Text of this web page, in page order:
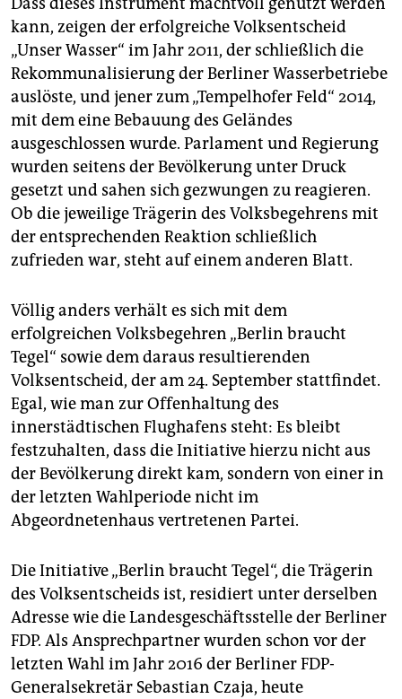
kann, zeigen der erfolgreiche Volksentscheid
„Unser Wasser“ im Jahr 2011, der schließlich die
Rekommunalisierung der Berliner Wasserbetriebe
auslöste, und jener zum „Tempelhofer Feld“ 2014,
mit dem eine Bebauung des Geländes
ausgeschlossen wurde. Parlament und Regierung
wurden seitens der Bevölkerung unter Druck
gesetzt und sahen sich gezwungen zu reagieren.
Ob die jeweilige Trägerin des Volksbegehrens mit
der entsprechenden Reaktion schließlich
zufrieden war, steht auf einem anderen Blatt.
Völlig anders verhält es sich mit dem
erfolgreichen Volksbegehren „Berlin braucht
Tegel“ sowie dem daraus resultierenden
Volksentscheid, der am 24. September stattfindet.
Egal, wie man zur Offenhaltung des
innerstädtischen Flughafens steht: Es bleibt
festzuhalten, dass die Initiative hierzu nicht aus
der Bevölkerung direkt kam, sondern von einer in
der letzten Wahlperiode nicht im
Abgeordnetenhaus vertretenen Partei.
Die Initiative „Berlin braucht Tegel“, die Trägerin
des Volksentscheids ist, residiert unter derselben
Adresse wie die Landesgeschäftsstelle der Berliner
FDP. Als Ansprechpartner wurden schon vor der
letzten Wahl im Jahr 2016 der Berliner FDP-
Generalsekretär Sebastian Czaja, heute